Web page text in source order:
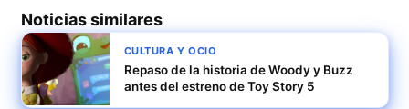
Noticias similares
CULTURA Y OCIO
Repaso de la historia de Woody y Buzz
antes del estreno de Toy Story 5